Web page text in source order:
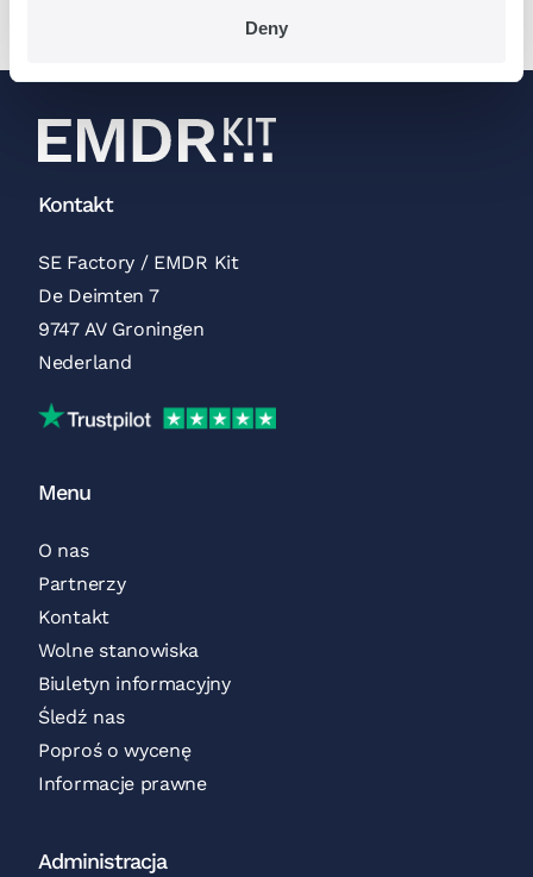
Deny
Kontakt
SE Factory / EMDR Kit
De Deimten 7
9747 AV Groningen
Nederland
Trustpilot
Menu
O nas
Partnerzy
Kontakt
Wolne stanowiska
Biuletyn informacyjny
Śledź nas
Poproś o wycenę
Informacje prawne
Administracja